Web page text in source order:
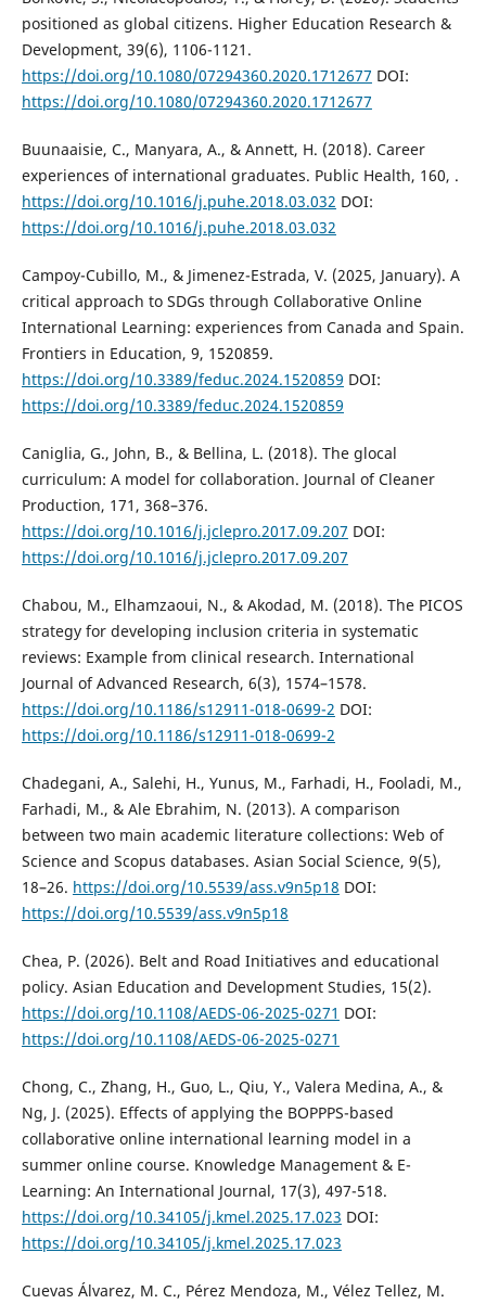
positioned as global citizens. Higher Education Research &
Development, 39(6), 1106-1121.
https://doi.org/10.1080/07294360.2020.1712677 DOI:
https://doi.org/10.1080/07294360.2020.1712677
Buunaaisie, C., Manyara, A., & Annett, H. (2018). Career
experiences of international graduates. Public Health, 160, .
https://doi.org/10.1016/j.puhe.2018.03.032 DOI:
https://doi.org/10.1016/j.puhe.2018.03.032
Campoy-Cubillo, M., & Jimenez-Estrada, V. (2025, January). A
critical approach to SDGs through Collaborative Online
International Learning: experiences from Canada and Spain.
Frontiers in Education, 9, 1520859.
https://doi.org/10.3389/feduc.2024.1520859 DOI:
https://doi.org/10.3389/feduc.2024.1520859
Caniglia, G., John, B., & Bellina, L. (2018). The glocal
curriculum: A model for collaboration. Journal of Cleaner
Production, 171, 368–376.
https://doi.org/10.1016/j.jclepro.2017.09.207 DOI:
https://doi.org/10.1016/j.jclepro.2017.09.207
Chabou, M., Elhamzaoui, N., & Akodad, M. (2018). The PICOS
strategy for developing inclusion criteria in systematic
reviews: Example from clinical research. International
Journal of Advanced Research, 6(3), 1574–1578.
https://doi.org/10.1186/s12911-018-0699-2 DOI:
https://doi.org/10.1186/s12911-018-0699-2
Chadegani, A., Salehi, H., Yunus, M., Farhadi, H., Fooladi, M.,
Farhadi, M., & Ale Ebrahim, N. (2013). A comparison
between two main academic literature collections: Web of
Science and Scopus databases. Asian Social Science, 9(5),
18–26. https://doi.org/10.5539/ass.v9n5p18 DOI:
https://doi.org/10.5539/ass.v9n5p18
Chea, P. (2026). Belt and Road Initiatives and educational
policy. Asian Education and Development Studies, 15(2).
https://doi.org/10.1108/AEDS-06-2025-0271 DOI:
https://doi.org/10.1108/AEDS-06-2025-0271
Chong, C., Zhang, H., Guo, L., Qiu, Y., Valera Medina, A., &
Ng, J. (2025). Effects of applying the BOPPPS-based
collaborative online international learning model in a
summer online course. Knowledge Management & E-
Learning: An International Journal, 17(3), 497-518.
https://doi.org/10.34105/j.kmel.2025.17.023 DOI:
https://doi.org/10.34105/j.kmel.2025.17.023
Cuevas Álvarez, M. C., Pérez Mendoza, M., Vélez Tellez, M.